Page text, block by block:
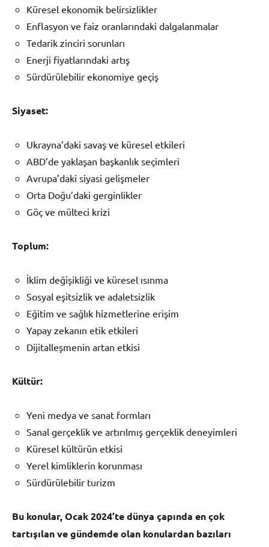
Küresel ekonomik belirsizlikler
Enflasyon ve faiz oranlarındaki dalgalanmalar
Tedarik zinciri sorunları
Enerji fiyatlarındaki artış
Sürdürülebilir ekonomiye geçiş
Siyaset:
Ukrayna’daki savaş ve küresel etkileri
ABD’de yaklaşan başkanlık seçimleri
Avrupa’daki siyasi gelişmeler
Orta Doğu’daki gerginlikler
Göç ve mülteci krizi
Toplum:
İklim değişikliği ve küresel ısınma
Sosyal eşitsizlik ve adaletsizlik
Eğitim ve sağlık hizmetlerine erişim
Yapay zekanın etik etkileri
Dijitalleşmenin artan etkisi
Kültür:
Yeni medya ve sanat formları
Sanal gerçeklik ve artırılmış gerçeklik deneyimleri
Küresel kültürün etkisi
Yerel kimliklerin korunması
Sürdürülebilir turizm
Bu konular, Ocak 2024’te dünya çapında en çok
tartışılan ve gündemde olan konulardan bazıları